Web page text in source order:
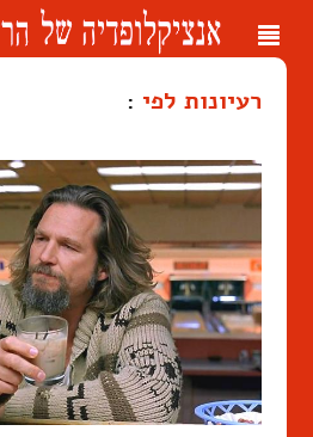
Toggle
רעיונות לפי :